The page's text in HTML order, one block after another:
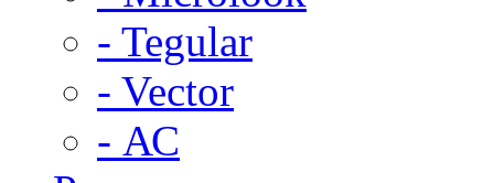
- Tegular
- Vector
- АС